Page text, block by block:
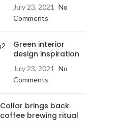
July 23, 2021
No
Comments
Green interior
design inspiration
July 23, 2021
No
Comments
Collar brings back
coffee brewing ritual